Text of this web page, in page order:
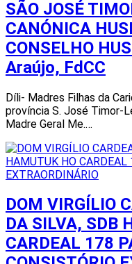
SÃO JOSÉ
CANÓNICA
CONSELHO
Araújo, FdCC
Díli- Madres Filhas da
província S. José Timor-
Madre Geral Me.…
DOM VIRGÍLIO
DA SILVA, SDB
CARDEAL 178